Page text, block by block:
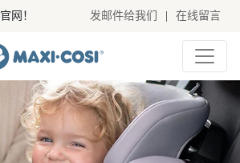
网！ 发邮件给我们 在线留言